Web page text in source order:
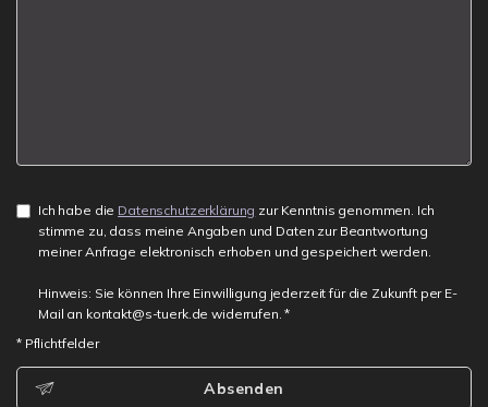
Ich habe die Datenschutzerklärung zur Kenntnis genommen. Ich
stimme zu, dass meine Angaben und Daten zur Beantwortung
meiner Anfrage elektronisch erhoben und gespeichert werden.
Hinweis: Sie können Ihre Einwilligung jederzeit für die Zukunft per E-
Mail an kontakt@s-tuerk.de widerrufen. *
* Pflichtfelder
Absenden